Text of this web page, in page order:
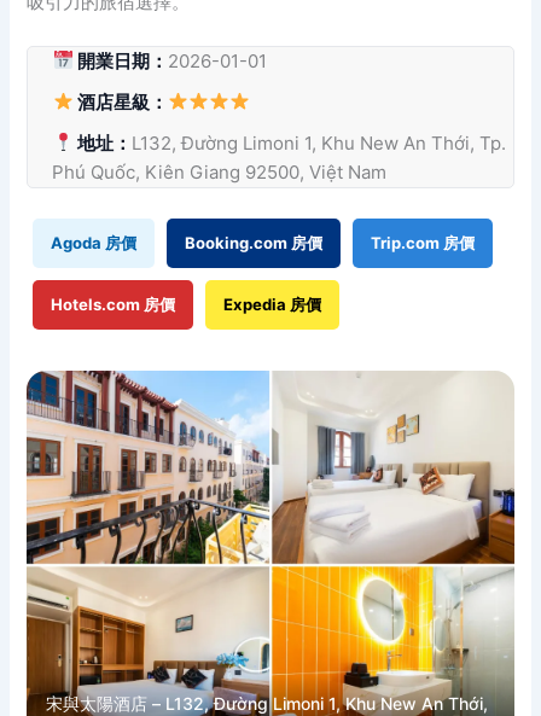
開業日期： 2026-01-01
酒店星級：
地址： L132, Đường Limoni 1, Khu New An Thới, Tp.
Phú Quốc, Kiên Giang 92500, Việt Nam
Agoda 房價 Booking.com 房價 Trip.com 房價
Hotels.com 房價 Expedia 房價
宋與太陽酒店 – L132, Đường Limoni 1, Khu New An Thới,